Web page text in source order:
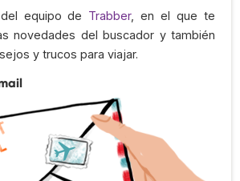
equipo de Trabber, en el que te
novedades del buscador y también
y trucos para viajar.